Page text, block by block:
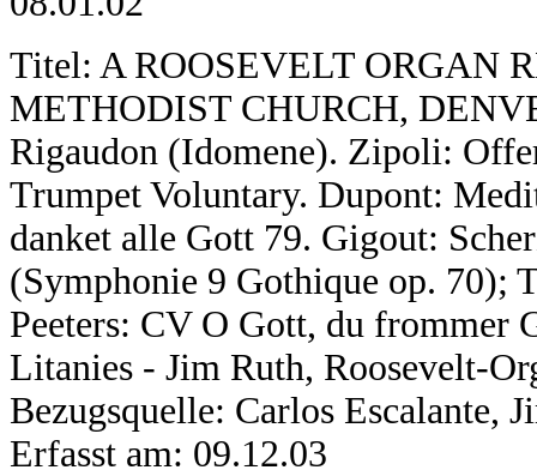
Titel: A ROOSEVELT ORGAN
METHODIST CHURCH,
Rigaudon (Idomene). Zipoli:
Trumpet Voluntary. Dupont:
danket alle Gott 79. Gigout:
(Symphonie 9 Gothique op. 70);
Peeters: CV O Gott, du frommer
Litanies - Jim Ruth, Roosevelt-
Bezugsquelle: Carlos Escalante,
Erfasst am: 09.12.03